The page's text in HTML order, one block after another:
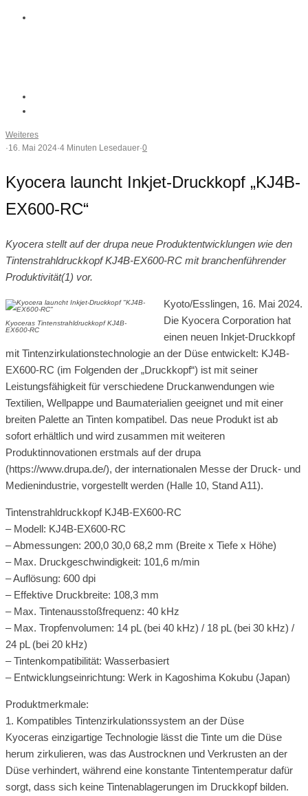
Weiteres
·16. Mai 2024·4 Minuten Lesedauer·0
Kyocera launcht Inkjet-Druckkopf „KJ4B-
EX600-RC“
Kyocera stellt auf der drupa neue Produktentwicklungen wie den
Tintenstrahldruckkopf KJ4B-EX600-RC mit branchenführender
Produktivität(1) vor.
Kyoceras Tintenstrahldruckkopf KJ4B-
EX600-RC
Kyoto/Esslingen, 16. Mai 2024.
Die Kyocera Corporation hat
einen neuen Inkjet-Druckkopf
mit Tintenzirkulationstechnologie an der Düse entwickelt: KJ4B-
EX600-RC (im Folgenden der „Druckkopf“) ist mit seiner
Leistungsfähigkeit für verschiedene Druckanwendungen wie
Textilien, Wellpappe und Baumaterialien geeignet und mit einer
breiten Palette an Tinten kompatibel. Das neue Produkt ist ab
sofort erhältlich und wird zusammen mit weiteren
Produktinnovationen erstmals auf der drupa
(https://www.drupa.de/), der internationalen Messe der Druck- und
Medienindustrie, vorgestellt werden (Halle 10, Stand A11).
Tintenstrahldruckkopf KJ4B-EX600-RC
– Modell: KJ4B-EX600-RC
– Abmessungen: 200,0 30,0 68,2 mm (Breite x Tiefe x Höhe)
– Max. Druckgeschwindigkeit: 101,6 m/min
– Auflösung: 600 dpi
– Effektive Druckbreite: 108,3 mm
– Max. Tintenausstoßfrequenz: 40 kHz
– Max. Tropfenvolumen: 14 pL (bei 40 kHz) / 18 pL (bei 30 kHz) /
24 pL (bei 20 kHz)
– Tintenkompatibilität: Wasserbasiert
– Entwicklungseinrichtung: Werk in Kagoshima Kokubu (Japan)
Produktmerkmale:
1. Kompatibles Tintenzirkulationssystem an der Düse
Kyoceras einzigartige Technologie lässt die Tinte um die Düse
herum zirkulieren, was das Austrocknen und Verkrusten an der
Düse verhindert, während eine konstante Tintentemperatur dafür
sorgt, dass sich keine Tintenablagerungen im Druckkopf bilden.